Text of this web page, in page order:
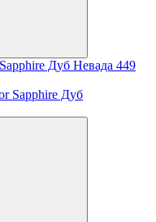
Дуб Невада 449